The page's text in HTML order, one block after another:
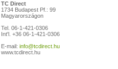
TC Direct
1734 Budapest Pf.: 99
Magyarországon
Tel. 06-1-421-0306
Int'l. +36 06-1-421-0306
E-mail: info@tcdirect.hu
www.tcdirect.hu